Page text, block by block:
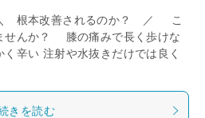
＼ 根本改善されるのか？ ／ こ
んか？ 膝の痛みで長く歩けな
辛い 注射や水抜きだけでは良く
きを読む